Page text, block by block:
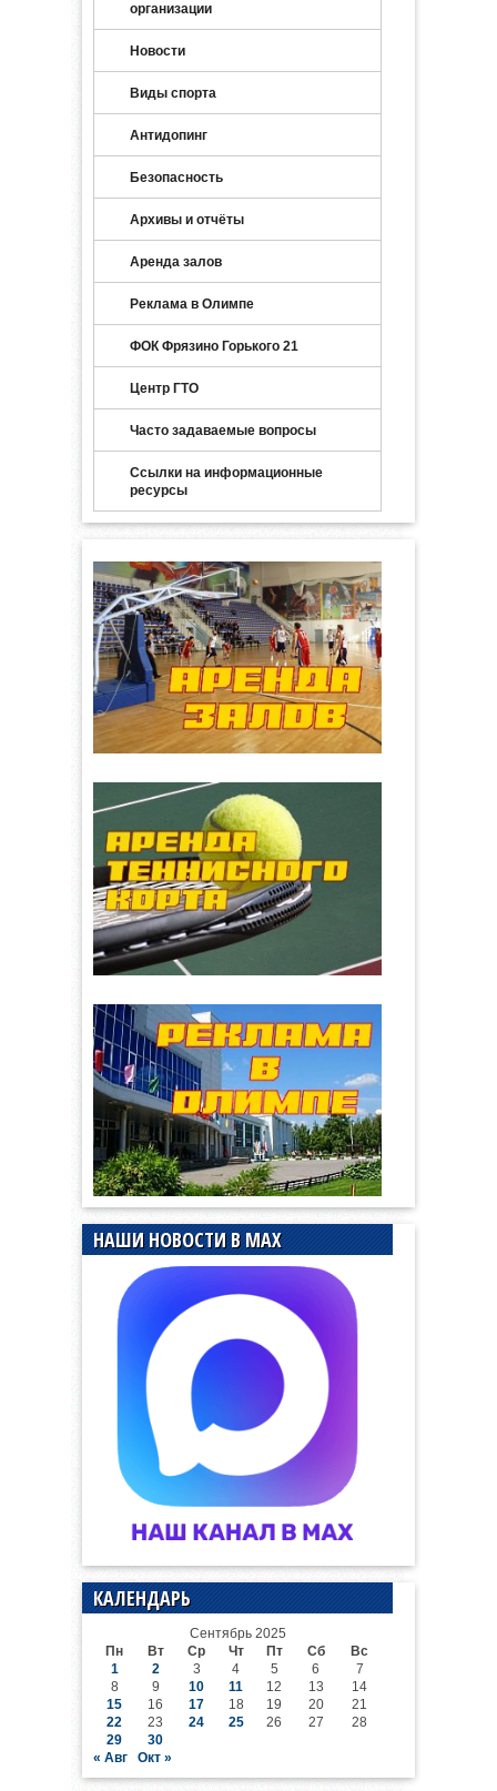
организации
Новости
Виды спорта
Антидопинг
Безопасность
Архивы и отчёты
Аренда залов
Реклама в Олимпе
ФОК Фрязино Горького 21
Центр ГТО
Часто задаваемые вопросы
Ссылки на информационные
ресурсы
НАШИ НОВОСТИ В MAX
КАЛЕНДАРЬ
Сентябрь 2025
Пн
Вт Ср Чт Пт Сб
Вс
1
2 3 4 5 6
7
8
9 10 11 12 13
14
15
16 17 18 19 20
21
22
23 24 25 26 27
28
29
30
« Авг
Окт »